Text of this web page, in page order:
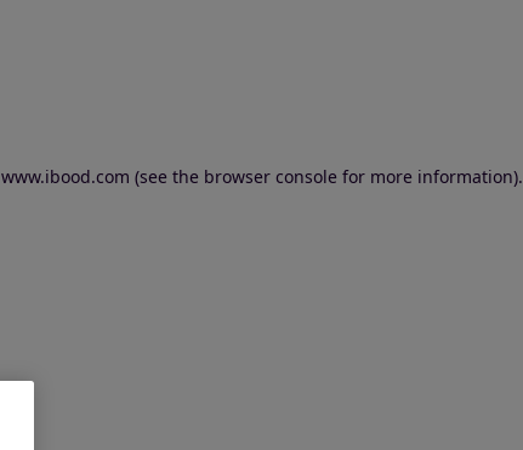
www.ibood.com (see the browser console for more information).